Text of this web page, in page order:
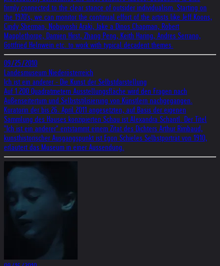
firmly connected to the clear stance of outsider individualism. Starting on
the 1970's, we can monitor the continual effort of the artists like Jeff Koons,
Cindy Sherman, Nobuyoshi Araki, Jake a Dinos Chapman, Robert
Mapplethorpe, Damien Hirst, Zhang Peng, Keith Haring, Andres Serrano,
Gottfried Helnwein etc. to work with typical decadent themes.
09/25/2010
Landesmuseum Niederösterreich
Ich ist ein anderer - Die Kunst der Selbstdarstellung
Auf 1.200 Quadratmetern Ausstellungsfläche wird den Fragen nach
Außenseitertum und Selbststilisierung von Künstlern nachgegangen.
Kuratorin der bis 26. April 2011 angesetzten, auf Basis der eigenen
Sammlung des Hauses konzipierten Schau ist Alexandra Schantl. Der Titel
"Ich ist ein anderer" entstammt einem Zitat des Dichters Arthur Rimbaud,
kunsthistorischer Ausgangspunkt ist Egon Schieles Selbstporträt von 1910,
erläutert das Museum in einer Aussendung.